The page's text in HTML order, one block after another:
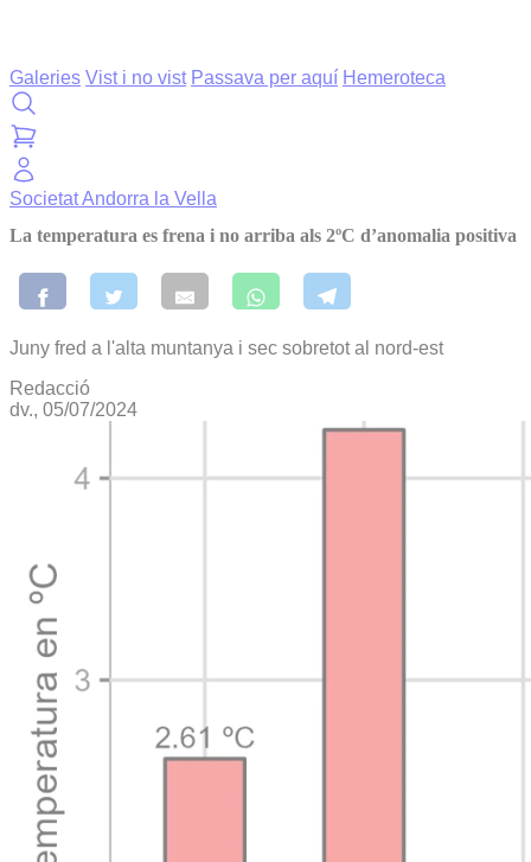
Galeries Vist i no vist Passava per aquí Hemeroteca
SocietatAndorra la Vella
La temperatura es frena i no arriba als 2ºC d’anomalia positiva
Juny fred a l'alta muntanya i sec sobretot al nord-est
Redacció
dv., 05/07/2024